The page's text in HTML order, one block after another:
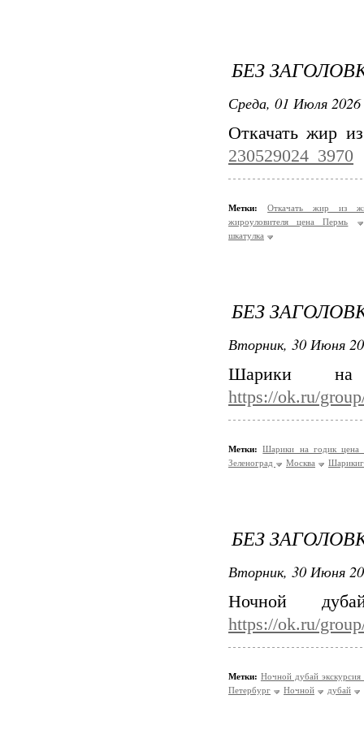
БЕЗ
Среда, 01 Июля
Откачать жир
230529024_3970
Метки:
Откачать жир из
жироуловителя цена Пермь
шкатулка
БЕЗ
Вторник, 30 Июня
Шарики
https://ok.ru/
Метки:
Шарики на годик цена
Зеленоград
Москва
БЕЗ
Вторник, 30 Июня
Ночной
https://ok.ru/
Метки: Ночной дубай
Петербург
Ночной дубай